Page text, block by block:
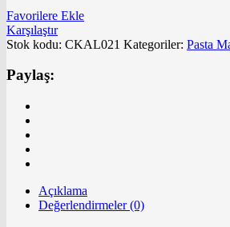
Favorilere Ekle
Karşılaştır
Stok kodu: CKAL021 Kategoriler: Pasta
Paylaş:
Açıklama
Değerlendirmeler (0)